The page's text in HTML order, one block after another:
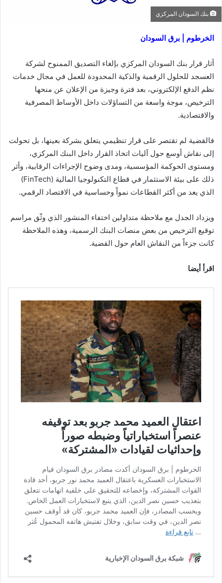
بنك السودان المركزي
الخرطوم | برق السودان
أثار قرار بنك السودان المركزي بإلغاء التصديق الممنوح لشركة
العسجد للحلول الرقمية والذكية المحدودة للعمل في مجال خدمات
نظم الدفع الإلكتروني، بعد فترة وجيزة من الإعلان عن منحها
الترخيص، موجة واسعة من التساؤلات داخل الأوساط المصرفية
والاقتصادية.
فالقضية لم تقتصر على قرار تنظيمي يتعلق بشركة بعينها، بل تحولت
إلى نقاش أوسع حول آليات اتخاذ القرار داخل البنك المركزي،
ومستوى الحوكمة المؤسسية، ومدى وضوح الإجراءات الرقابية، وأثر
ذلك على بيئة الاستثمار في قطاع التكنولوجيا المالية (FinTech)
الذي يعد من أكثر القطاعات نمواً وحساسية في الاقتصاد الرقمي.
ويزداد الجدل مع ملاحظة متداولين اختفاء المنشور الذي وثّق مراسم
توقيع الترخيص من بعض منصات البنك الرسمية، وهذه الملاحظة
كانت جزءاً من النقاش العام حول القضية.
اقرأ أيضا